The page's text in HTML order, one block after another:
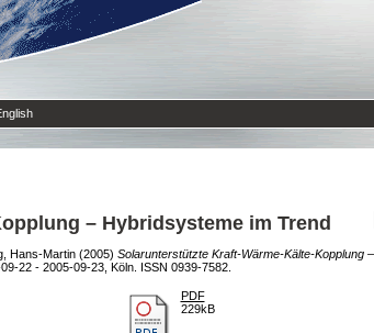
– Hybridsysteme im Trend
Hans-Martin (2005) Solarunterstützte Kraft-Wärme-Kälte-Kopplung
22 - 2005-09-23, Köln. ISSN 0939-7582.
PDF
229kB